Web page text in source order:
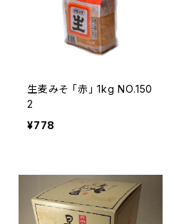
生麦みそ 「赤」 1kg NO.150
2
¥778